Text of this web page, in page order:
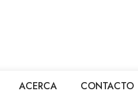
ACERCA
CONTACTO